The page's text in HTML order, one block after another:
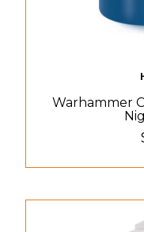
Warhammer